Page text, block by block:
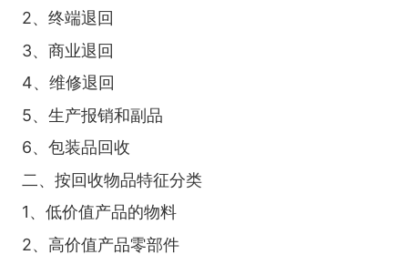
2、终端退回
3、商业退回
4、维修退回
5、生产报销和副品
6、包装品回收
二、按回收物品特征分类
1、低价值产品的物料
2、高价值产品零部件